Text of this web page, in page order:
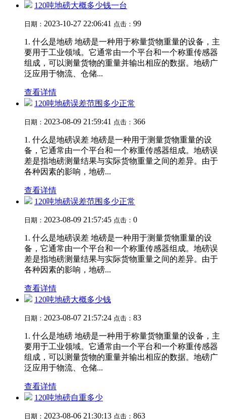
120吨地磅大概多少钱一台
日期： 2023-10-27 22:06:41 点击： 99
1. 什么是地磅 地磅是一种用于称量货物重量的设备，主
要用于工业领域。它通常由一个平台和一个称重传感器
组成，可以测量货物的重量并输出相应的数据。地磅广
泛应用于物流、仓储...
查看详情
120吨地磅误差范围多少正常
日期： 2023-08-09 21:59:41 点击： 366
1. 什么是地磅误差 地磅是一种用于测量货物重量的设
备，它通常由一个平台和一个称重传感器组成。地磅误
差是指地磅测量结果与实际货物重量之间的差异。由于
各种因素的影响，地磅...
查看详情
120吨地磅误差范围多少正常
日期： 2023-08-09 21:57:45 点击： 0
1. 什么是地磅误差 地磅是一种用于测量货物重量的设
备，它通常由一个平台和一个称重传感器组成。地磅误
差是指地磅测量结果与实际货物重量之间的差异。由于
各种因素的影响，地磅...
查看详情
120吨地磅大概多少钱
日期： 2023-08-07 21:57:24 点击： 83
1. 什么是地磅 地磅是一种用于称量货物重量的设备，主
要用于工业领域。它通常由一个平台和一个称重传感器
组成，可以测量货物的重量并输出相应的数据。地磅广
泛应用于物流、仓储...
查看详情
120吨地磅自重多少
日期： 2023-08-06 21:30:13 点击： 863